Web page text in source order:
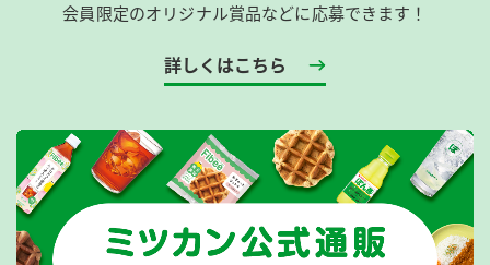
会員限定のオリジナル賞品などに応募できます！
詳しくはこちら